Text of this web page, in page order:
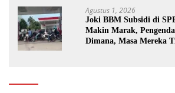
Agustus 1, 2026
Joki BBM Subsidi di
Makin Marak,
Dimana, Masa Mereka